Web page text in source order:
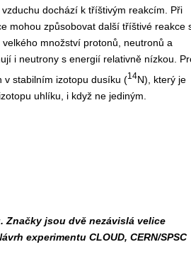
dochází k tříštivým reakcím. Při
mohou způsobovat další tříštivé reakce
množství protonů, neutronů a
i neutrony s energií relativně nízkou.
v stabilním izotopu dusíku (14N), který je
uhlíku, i když ne jediným.
Značky jsou dvě nezávislá velice
experimentu CLOUD, CERN/SPSC